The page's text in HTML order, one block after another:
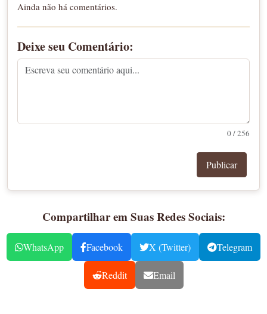
Ainda não há comentários.
Deixe seu Comentário:
0 / 256
Publicar
Compartilhar em Suas Redes Sociais:
WhatsApp Facebook X (Twitter) Telegram
Reddit Email